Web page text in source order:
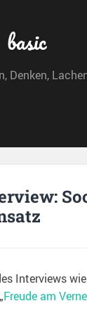
basic
Denken,
Interviews
Freude am